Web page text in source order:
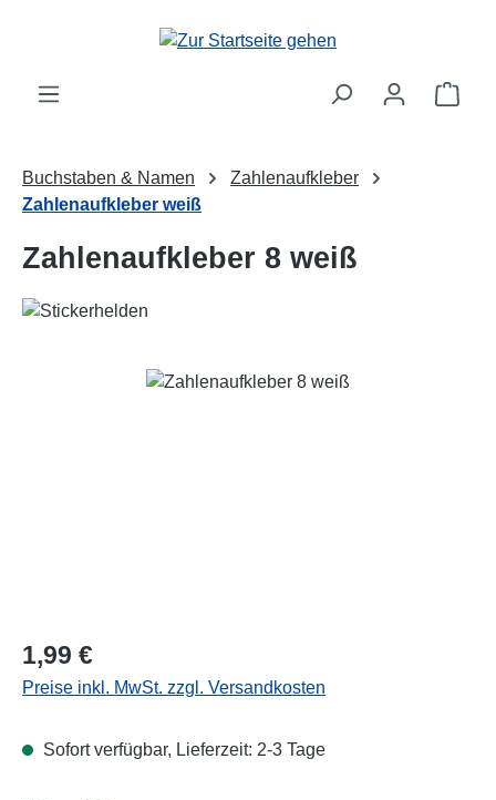
Zum Hauptinhalt springen
Buchstaben & Namen
Zahlenaufkleber
Zahlenaufkleber weiß
Zahlenaufkleber 8 weiß
Bildergalerie überspringen
Regulärer Preis:
1,99 €
Preise inkl. MwSt. zzgl. Versandkosten
Sofort verfügbar, Lieferzeit: 2-3 Tage